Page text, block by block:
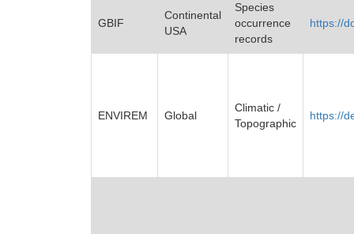
GBIF
Continental
USA
Species
occurrence
records
https://
ENVIREM Global
Climatic /
Topographic
https://